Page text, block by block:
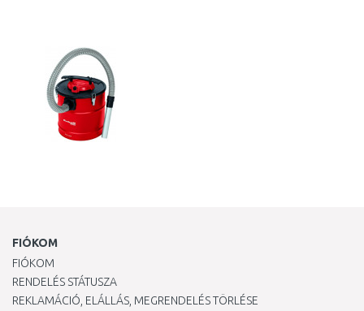
FIÓKOM
FIÓKOM
RENDELÉS STÁTUSZA
REKLAMÁCIÓ, ELÁLLÁS, MEGRENDELÉS TÖRLÉSE